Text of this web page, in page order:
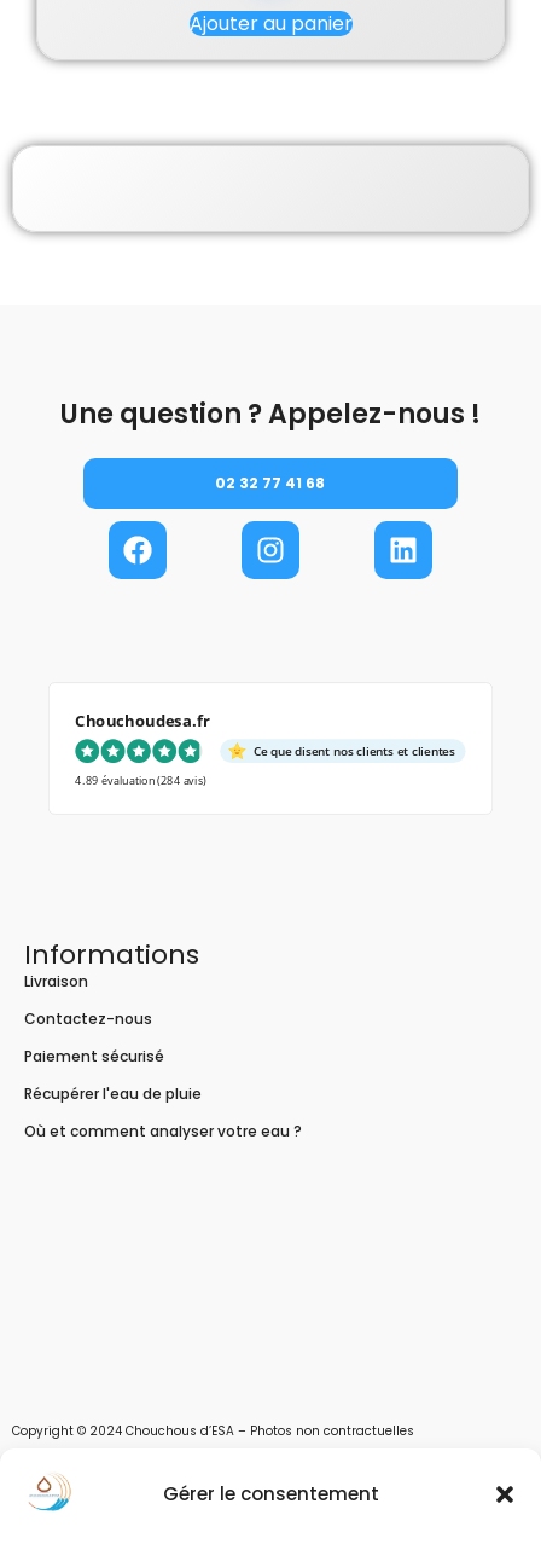
Gérer le consentement
Ajouter au panier
Une question ? Appelez-nous !
02 32 77 41 68
Chouchoudesa.fr
Ce que disent nos clients et clientes
4.89 évaluation(284 avis)
Informations
Livraison
Contactez-nous
Paiement sécurisé
Récupérer l'eau de pluie
Où et comment analyser votre eau ?
Copyright © 2024 Chouchous d’ESA – Photos non contractuelles
Les chouchous d’Esa vous apportent toutes les solutions pour récupérer l’eau de
pluie, et des moyens pour stocker, filtrer, traiter et potabiliser l’eau d’un forage,